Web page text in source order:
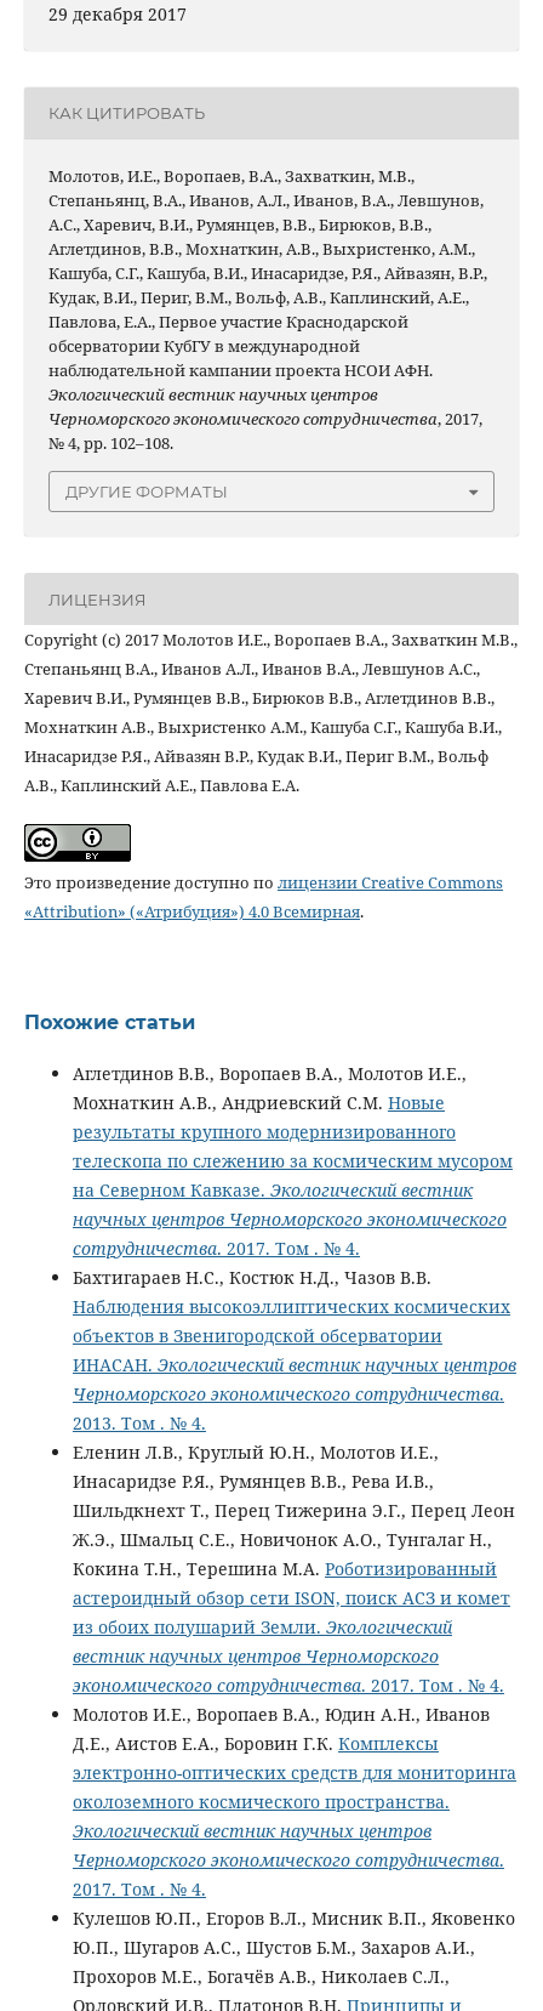
29 декабря 2017
КАК ЦИТИРОВАТЬ
Молотов, И.Е., Воропаев, В.А., Захваткин, М.В.,
Степаньянц, В.А., Иванов, А.Л., Иванов, В.А., Левшунов,
А.С., Харевич, В.И., Румянцев, В.В., Бирюков, В.В.,
Аглетдинов, В.В., Мохнаткин, А.В., Выхристенко, А.М.,
Кашуба, С.Г., Кашуба, В.И., Инасаридзе, Р.Я., Айвазян, В.Р.,
Кудак, В.И., Периг, В.М., Вольф, А.В., Каплинский, А.Е.,
Павлова, Е.А., Первое участие Краснодарской
обсерватории КубГУ в международной
наблюдательной кампании проекта НСОИ АФН.
Экологический вестник научных центров
Черноморского экономического сотрудничества, 2017,
№ 4, pp. 102–108.
ДРУГИЕ ФОРМАТЫ
ЛИЦЕНЗИЯ
Copyright (c) 2017 Молотов И.Е., Воропаев В.А., Захваткин М.В.,
Степаньянц В.А., Иванов А.Л., Иванов В.А., Левшунов А.С.,
Харевич В.И., Румянцев В.В., Бирюков В.В., Аглетдинов В.В.,
Мохнаткин А.В., Выхристенко А.М., Кашуба С.Г., Кашуба В.И.,
Инасаридзе Р.Я., Айвазян В.Р., Кудак В.И., Периг В.М., Вольф
А.В., Каплинский А.Е., Павлова Е.А.
Это произведение доступно по лицензии Creative Commons
«Attribution» («Атрибуция») 4.0 Всемирная.
Похожие статьи
Аглетдинов В.В., Воропаев В.А., Молотов И.Е.,
Мохнаткин А.В., Андриевский С.М. Новые
результаты крупного модернизированного
телескопа по слежению за космическим мусором
на Северном Кавказе. Экологический вестник
научных центров Черноморского экономического
сотрудничества. 2017. Том . № 4.
Бахтигараев Н.С., Костюк Н.Д., Чазов В.В.
Наблюдения высокоэллиптических космических
объектов в Звенигородской обсерватории
ИНАСАН. Экологический вестник научных центров
Черноморского экономического сотрудничества.
2013. Том . № 4.
Еленин Л.В., Круглый Ю.Н., Молотов И.Е.,
Инасаридзе Р.Я., Румянцев В.В., Рева И.В.,
Шильдкнехт Т., Перец Тижерина Э.Г., Перец Леон
Ж.Э., Шмальц С.Е., Новичонок А.О., Тунгалаг Н.,
Кокина Т.Н., Терешина М.А. Роботизированный
астероидный обзор сети ISON, поиск АСЗ и комет
из обоих полушарий Земли. Экологический
вестник научных центров Черноморского
экономического сотрудничества. 2017. Том . № 4.
Молотов И.Е., Воропаев В.А., Юдин А.Н., Иванов
Д.Е., Аистов Е.А., Боровин Г.К. Комплексы
электронно-оптических средств для мониторинга
околоземного космического пространства.
Экологический вестник научных центров
Черноморского экономического сотрудничества.
2017. Том . № 4.
Кулешов Ю.П., Егоров В.Л., Мисник В.П., Яковенко
Ю.П., Шугаров А.С., Шустов Б.М., Захаров А.И.,
Прохоров М.Е., Богачёв А.В., Николаев С.Л.,
Орловский И.В., Платонов В.Н. Принципы и